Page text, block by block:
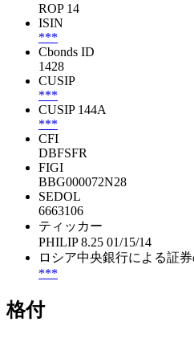
ROP 14
ISIN
***
Cbonds ID
1428
CUSIP
***
CUSIP 144A
***
CFI
DBFSFR
FIGI
BBG000072N28
SEDOL
6663106
ティッカー
PHILIP 8.25 01/15/14
ロシア中央銀行による証
***
格付